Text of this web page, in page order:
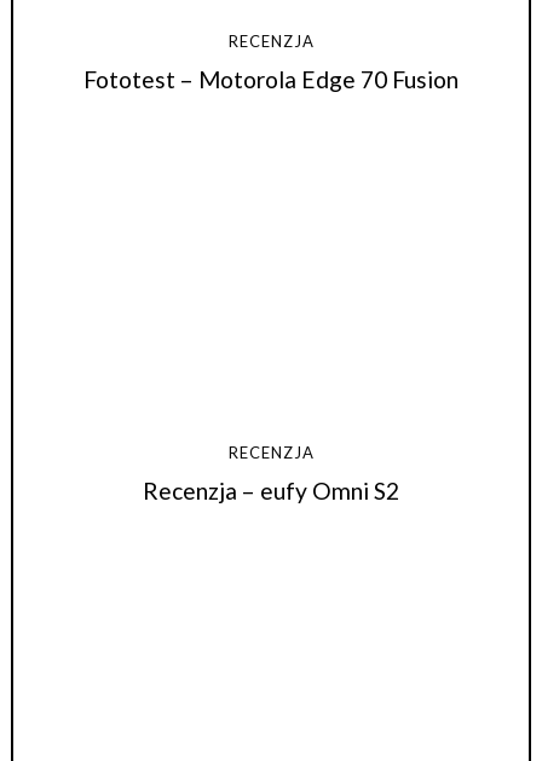
RECENZJA
Fototest – Motorola Edge 70 Fusion
RECENZJA
Recenzja – eufy Omni S2